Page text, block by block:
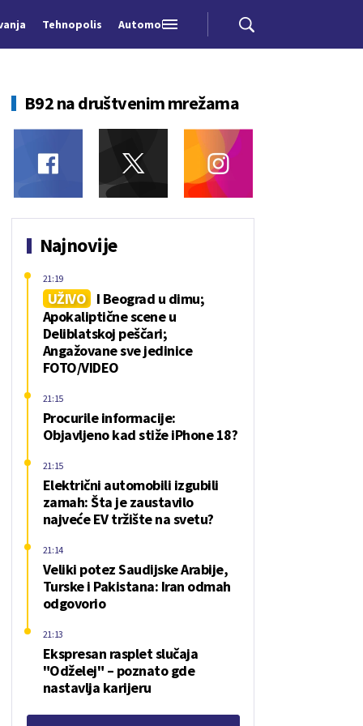
Tehnopolis Automobili
B92 na društvenim mrežama
Najnovije
UŽIVO
I Beograd u dimu;
Apokaliptične scene u
Deliblatskoj peščari;
Angažovane sve jedinice
FOTO/VIDEO
21:19
Procurile informacije:
Objavljeno kad stiže iPhone 18?
21:15
Električni automobili izgubili
zamah: Šta je zaustavilo
najveće EV tržište na svetu?
21:15
Veliki potez Saudijske Arabije,
Turske i Pakistana: Iran odmah
odgovorio
21:14
Ekspresan rasplet slučaja
"Odželej" – poznato gde
nastavlja karijeru
21:13